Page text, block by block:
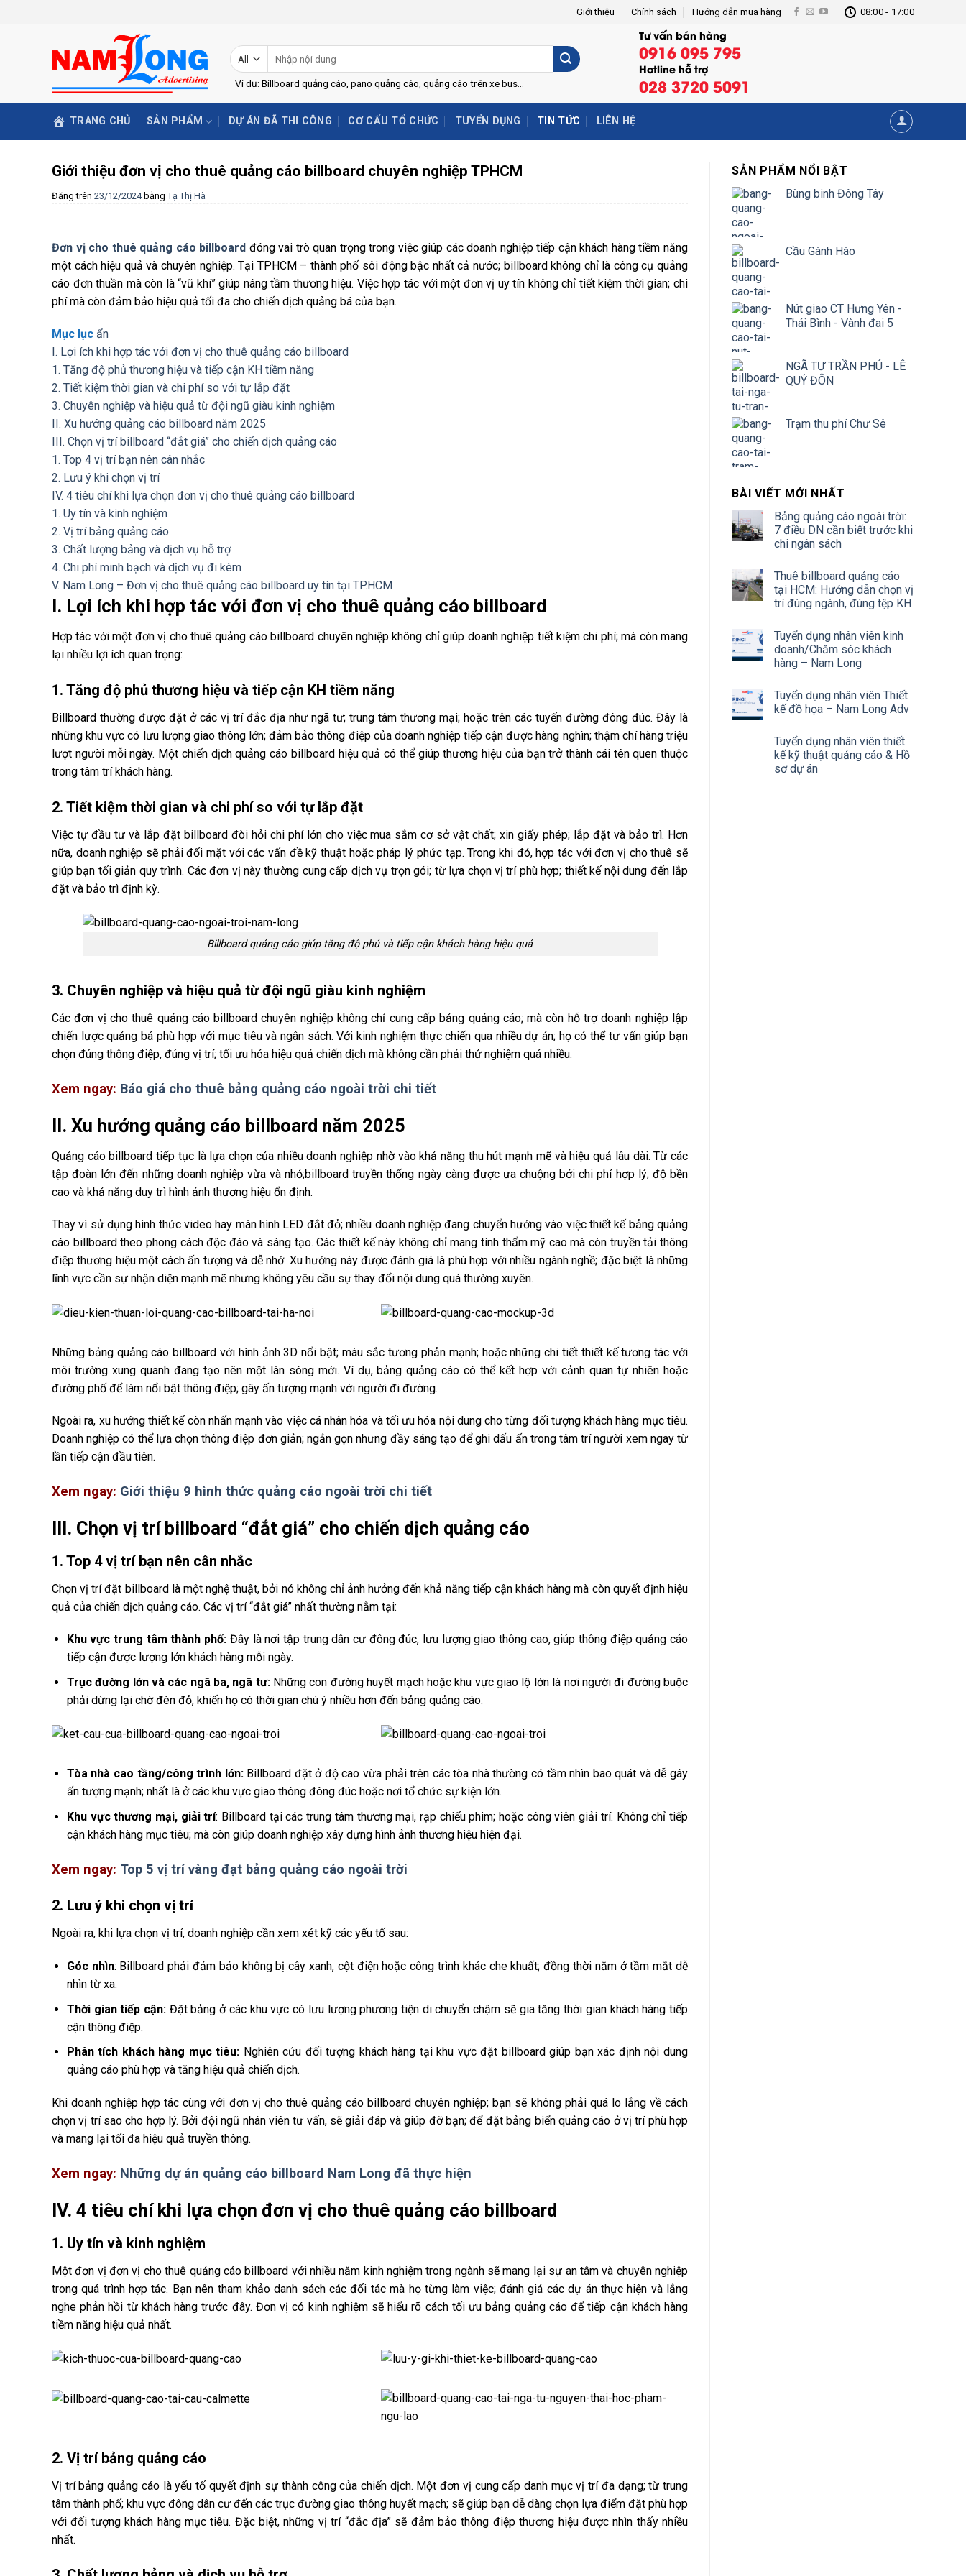
Giới thiệu Chính sách Hướng dẫn mua hàng 08:00 - 17:00
kiếm:
Ví dụ: Billboard quảng cáo, pano quảng cáo, quảng cáo trên xe bus...
Tư vấn bán hàng
0916 095 795
Hotline hỗ trợ
028 3720 5091
TRANG CHỦ SẢN PHẨM DỰ ÁN ĐÃ THI CÔNG CƠ CẤU TỔ CHỨC TUYỂN DỤNG TIN TỨC LIÊN HỆ
Giới thiệu đơn vị cho thuê quảng cáo billboard chuyên nghiệp TPHCM
Đăng trên 23/12/2024bằng Tạ Thị Hà
Đơn vị cho thuê quảng cáo billboard đóng vai trò quan trọng trong việc giúp các doanh nghiệp tiếp cận khách hàng tiềm năng
một cách hiệu quả và chuyên nghiệp. Tại TPHCM – thành phố sôi động bậc nhất cả nước; billboard không chỉ là công cụ quảng
cáo đơn thuần mà còn là “vũ khí” giúp nâng tầm thương hiệu. Việc hợp tác với một đơn vị uy tín không chỉ tiết kiệm thời gian; chi
phí mà còn đảm bảo hiệu quả tối đa cho chiến dịch quảng bá của bạn.
Mục lục ẩn
I. Lợi ích khi hợp tác với đơn vị cho thuê quảng cáo billboard
1. Tăng độ phủ thương hiệu và tiếp cận KH tiềm năng
2. Tiết kiệm thời gian và chi phí so với tự lắp đặt
3. Chuyên nghiệp và hiệu quả từ đội ngũ giàu kinh nghiệm
II. Xu hướng quảng cáo billboard năm 2025
III. Chọn vị trí billboard “đắt giá” cho chiến dịch quảng cáo
1. Top 4 vị trí bạn nên cân nhắc
2. Lưu ý khi chọn vị trí
IV. 4 tiêu chí khi lựa chọn đơn vị cho thuê quảng cáo billboard
1. Uy tín và kinh nghiệm
2. Vị trí bảng quảng cáo
3. Chất lượng bảng và dịch vụ hỗ trợ
4. Chi phí minh bạch và dịch vụ đi kèm
V. Nam Long – Đơn vị cho thuê quảng cáo billboard uy tín tại TP.HCM
I. Lợi ích khi hợp tác với đơn vị cho thuê quảng cáo billboard
Hợp tác với một đơn vị cho thuê quảng cáo billboard chuyên nghiệp không chỉ giúp doanh nghiệp tiết kiệm chi phí; mà còn mang
lại nhiều lợi ích quan trọng:
1. Tăng độ phủ thương hiệu và tiếp cận KH tiềm năng
Billboard thường được đặt ở các vị trí đắc địa như ngã tư; trung tâm thương mại; hoặc trên các tuyến đường đông đúc. Đây là
những khu vực có lưu lượng giao thông lớn; đảm bảo thông điệp của doanh nghiệp tiếp cận được hàng nghìn; thậm chí hàng triệu
lượt người mỗi ngày. Một chiến dịch quảng cáo billboard hiệu quả có thể giúp thương hiệu của bạn trở thành cái tên quen thuộc
trong tâm trí khách hàng.
2. Tiết kiệm thời gian và chi phí so với tự lắp đặt
Việc tự đầu tư và lắp đặt billboard đòi hỏi chi phí lớn cho việc mua sắm cơ sở vật chất; xin giấy phép; lắp đặt và bảo trì. Hơn
nữa, doanh nghiệp sẽ phải đối mặt với các vấn đề kỹ thuật hoặc pháp lý phức tạp. Trong khi đó, hợp tác với đơn vị cho thuê sẽ
giúp bạn tối giản quy trình. Các đơn vị này thường cung cấp dịch vụ trọn gói; từ lựa chọn vị trí phù hợp; thiết kế nội dung đến lắp
đặt và bảo trì định kỳ.
Billboard quảng cáo giúp tăng độ phủ và tiếp cận khách hàng hiệu quả
3. Chuyên nghiệp và hiệu quả từ đội ngũ giàu kinh nghiệm
Các đơn vị cho thuê quảng cáo billboard chuyên nghiệp không chỉ cung cấp bảng quảng cáo; mà còn hỗ trợ doanh nghiệp lập
chiến lược quảng bá phù hợp với mục tiêu và ngân sách. Với kinh nghiệm thực chiến qua nhiều dự án; họ có thể tư vấn giúp bạn
chọn đúng thông điệp, đúng vị trí; tối ưu hóa hiệu quả chiến dịch mà không cần phải thử nghiệm quá nhiều.
Xem ngay: Báo giá cho thuê bảng quảng cáo ngoài trời chi tiết
II. Xu hướng quảng cáo billboard năm 2025
Quảng cáo billboard tiếp tục là lựa chọn của nhiều doanh nghiệp nhờ vào khả năng thu hút mạnh mẽ và hiệu quả lâu dài. Từ các
tập đoàn lớn đến những doanh nghiệp vừa và nhỏ;billboard truyền thống ngày càng được ưa chuộng bởi chi phí hợp lý; độ bền
cao và khả năng duy trì hình ảnh thương hiệu ổn định.
Thay vì sử dụng hình thức video hay màn hình LED đắt đỏ; nhiều doanh nghiệp đang chuyển hướng vào việc thiết kế bảng quảng
cáo billboard theo phong cách độc đáo và sáng tạo. Các thiết kế này không chỉ mang tính thẩm mỹ cao mà còn truyền tải thông
điệp thương hiệu một cách ấn tượng và dễ nhớ. Xu hướng này được đánh giá là phù hợp với nhiều ngành nghề; đặc biệt là những
lĩnh vực cần sự nhận diện mạnh mẽ nhưng không yêu cầu sự thay đổi nội dung quá thường xuyên.
Những bảng quảng cáo billboard với hình ảnh 3D nổi bật; màu sắc tương phản mạnh; hoặc những chi tiết thiết kế tương tác với
môi trường xung quanh đang tạo nên một làn sóng mới. Ví dụ, bảng quảng cáo có thể kết hợp với cảnh quan tự nhiên hoặc
đường phố để làm nổi bật thông điệp; gây ấn tượng mạnh với người đi đường.
Ngoài ra, xu hướng thiết kế còn nhấn mạnh vào việc cá nhân hóa và tối ưu hóa nội dung cho từng đối tượng khách hàng mục tiêu.
Doanh nghiệp có thể lựa chọn thông điệp đơn giản; ngắn gọn nhưng đầy sáng tạo để ghi dấu ấn trong tâm trí người xem ngay từ
lần tiếp cận đầu tiên.
Xem ngay: Giới thiệu 9 hình thức quảng cáo ngoài trời chi tiết
III. Chọn vị trí billboard “đắt giá” cho chiến dịch quảng cáo
1. Top 4 vị trí bạn nên cân nhắc
Chọn vị trí đặt billboard là một nghệ thuật, bởi nó không chỉ ảnh hưởng đến khả năng tiếp cận khách hàng mà còn quyết định hiệu
quả của chiến dịch quảng cáo. Các vị trí “đắt giá” nhất thường nằm tại:
Khu vực trung tâm thành phố: Đây là nơi tập trung dân cư đông đúc, lưu lượng giao thông cao, giúp thông điệp quảng cáo
tiếp cận được lượng lớn khách hàng mỗi ngày.
Trục đường lớn và các ngã ba, ngã tư:Những con đường huyết mạch hoặc khu vực giao lộ lớn là nơi người đi đường buộc
phải dừng lại chờ đèn đỏ, khiến họ có thời gian chú ý nhiều hơn đến bảng quảng cáo.
Tòa nhà cao tầng/công trình lớn: Billboard đặt ở độ cao vừa phải trên các tòa nhà thường có tầm nhìn bao quát và dễ gây
ấn tượng mạnh; nhất là ở các khu vực giao thông đông đúc hoặc nơi tổ chức sự kiện lớn.
Khu vực thương mại, giải trí: Billboard tại các trung tâm thương mại, rạp chiếu phim; hoặc công viên giải trí. Không chỉ tiếp
cận khách hàng mục tiêu; mà còn giúp doanh nghiệp xây dựng hình ảnh thương hiệu hiện đại.
Xem ngay: Top 5 vị trí vàng đạt bảng quảng cáo ngoài trời
2. Lưu ý khi chọn vị trí
Ngoài ra, khi lựa chọn vị trí, doanh nghiệp cần xem xét kỹ các yếu tố sau:
Góc nhìn: Billboard phải đảm bảo không bị cây xanh, cột điện hoặc công trình khác che khuất; đồng thời nằm ở tầm mắt dễ
nhìn từ xa.
Thời gian tiếp cận:Đặt bảng ở các khu vực có lưu lượng phương tiện di chuyển chậm sẽ gia tăng thời gian khách hàng tiếp
cận thông điệp.
Phân tích khách hàng mục tiêu: Nghiên cứu đối tượng khách hàng tại khu vực đặt billboard giúp bạn xác định nội dung
quảng cáo phù hợp và tăng hiệu quả chiến dịch.
Khi doanh nghiệp hợp tác cùng với đơn vị cho thuê quảng cáo billboard chuyên nghiệp; bạn sẽ không phải quá lo lắng về cách
chọn vị trí sao cho hợp lý. Bởi đội ngũ nhân viên tư vấn, sẽ giải đáp và giúp đỡ bạn; để đặt bảng biển quảng cáo ở vị trí phù hợp
và mang lại tối đa hiệu quả truyền thông.
Xem ngay: Những dự án quảng cáo billboard Nam Long đã thực hiện
IV. 4 tiêu chí khi lựa chọn đơn vị cho thuê quảng cáo billboard
1. Uy tín và kinh nghiệm
Một đơn vị đơn vị cho thuê quảng cáo billboard với nhiều năm kinh nghiệm trong ngành sẽ mang lại sự an tâm và chuyên nghiệp
trong quá trình hợp tác. Bạn nên tham khảo danh sách các đối tác mà họ từng làm việc; đánh giá các dự án thực hiện và lắng
nghe phản hồi từ khách hàng trước đây. Đơn vị có kinh nghiệm sẽ hiểu rõ cách tối ưu bảng quảng cáo để tiếp cận khách hàng
tiềm năng hiệu quả nhất.
2. Vị trí bảng quảng cáo
Vị trí bảng quảng cáo là yếu tố quyết định sự thành công của chiến dịch. Một đơn vị cung cấp danh mục vị trí đa dạng; từ trung
tâm thành phố; khu vực đông dân cư đến các trục đường giao thông huyết mạch; sẽ giúp bạn dễ dàng chọn lựa điểm đặt phù hợp
với đối tượng khách hàng mục tiêu. Đặc biệt, những vị trí “đắc địa” sẽ đảm bảo thông điệp thương hiệu được nhìn thấy nhiều
nhất.
SẢN PHẨM NỔI BẬT
Bùng binh Đông Tây
Cầu Gành Hào
Nút giao CT Hưng Yên -
Thái Bình - Vành đai 5
NGÃ TƯ TRẦN PHÚ - LÊ
QUÝ ĐÔN
Trạm thu phí Chư Sê
BÀI VIẾT MỚI NHẤT
Bảng quảng cáo ngoài trời:
7 điều DN cần biết trước khi
chi ngân sách
Thuê billboard quảng cáo
tại HCM: Hướng dẫn chọn vị
trí đúng ngành, đúng tệp KH
Tuyển dụng nhân viên kinh
doanh/Chăm sóc khách
hàng – Nam Long
Tuyển dụng nhân viên Thiết
kế đồ họa – Nam Long Adv
Tuyển dụng nhân viên thiết
kế kỹ thuật quảng cáo & Hồ
sơ dự án